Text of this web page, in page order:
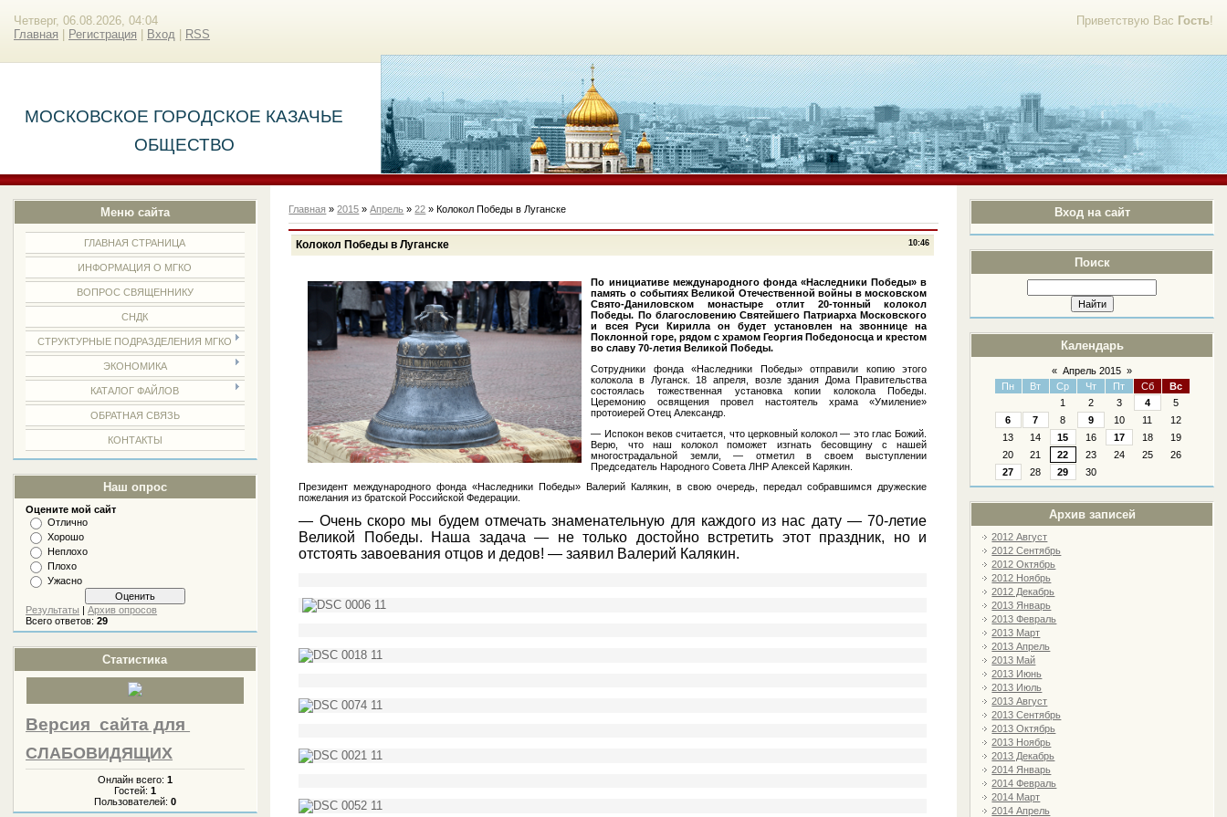
Приветствую Вас Гость!
Четверг, 06.08.2026, 04:04
Главная
Регистрация Вход RSS
МОСКОВСКОЕ ГОРОДСКОЕ КАЗАЧЬЕ
ОБЩЕСТВО
Меню сайта
ГЛАВНАЯ СТРАНИЦА
ИНФОРМАЦИЯ О МГКО
ВОПРОС СВЯЩЕННИКУ
СНДК
СТРУКТУРНЫЕ ПОДРАЗДЕЛЕНИЯ МГКО
ЭКОНОМИКА
КАТАЛОГ ФАЙЛОВ
ОБРАТНАЯ СВЯЗЬ
КОНТАКТЫ
Наш опрос
Оцените мой сайт
Отлично
Хорошо
Неплохо
Плохо
Ужасно
Результаты |Архив опросов
Всего ответов:29
Статистика
Версия сайта для
СЛАБОВИДЯЩИХ
Онлайн всего: 1
Гостей: 1
Пользователей: 0
Вход на сайт
Поиск
Календарь
« Апрель 2015 »
Пн
Вт Ср Чт Пт Сб
Вс
1
2 3 4
5
6
7 8 9 10 11
12
13
14 15 16 17 18
19
20
21 22 23 24 25
26
27
28 29 30
Архив записей
2012 Август
2012 Сентябрь
2012 Октябрь
2012 Ноябрь
2012 Декабрь
2013 Январь
2013 Февраль
2013 Март
2013 Апрель
2013 Май
2013 Июнь
2013 Июль
2013 Август
2013 Сентябрь
2013 Октябрь
2013 Ноябрь
2013 Декабрь
2014 Январь
2014 Февраль
2014 Март
2014 Апрель
Главная »2015 » Апрель » 22 » Колокол Победы в Луганске
10:46
Колокол Победы в Луганске
По инициативе международного фонда «Наследники Победы» в
память о событиях Великой Отечественной войны в московском
Свято-Даниловском монастыре отлит 20-тонный колокол
Победы. По благословению Святейшего Патриарха Московского
и всея Руси Кирилла он будет установлен на звоннице на
Поклонной горе, рядом с храмом Георгия Победоносца и крестом
во славу 70-летия Великой Победы.
Сотрудники фонда «Наследники Победы» отправили копию этого
колокола в Луганск. 18 апреля, возле здания Дома Правительства
состоялась тожественная установка копии колокола Победы.
Церемонию освящения провел настоятель храма «Умиление»
протоиерей Отец Александр.
— Испокон веков считается, что церковный колокол — это глас Божий.
Верю, что наш колокол поможет изгнать бесовщину с нашей
многострадальной земли, — отметил в своем выступлении
Председатель Народного Совета ЛНР Алексей Карякин.
Президент международного фонда «Наследники Победы» Валерий Калякин, в свою очередь, передал собравшимся дружеские
пожелания из братской Российской Федерации.
— Очень скоро мы будем отмечать знаменательную для каждого из нас дату — 70-летие
Великой Победы. Наша задача — не только достойно встретить этот праздник, но и
отстоять завоевания отцов и дедов! — заявил Валерий Калякин.